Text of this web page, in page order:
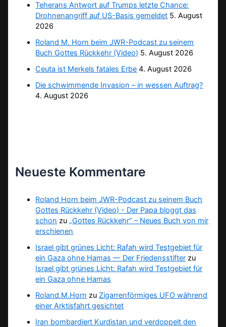
Teherans Antwort auf Trumps letzte Chance:
Drohnenangriff auf US-Basis gemeldet 5. August
2026
Roland M. Horn beim JWR-Podcast zu seinem
Buch Gottes Rückkehr (Video) 5. August 2026
Ceuta ist Merkels fatales Erbe 4. August 2026
Die schwimmende Invasion – in wessen Auftrag?
4. August 2026
Neueste Kommentare
Roland Horn beim JWR-Podcast zu seinem Buch
Gottes Rückkehr (Video) - Der Papa bloggt das
schon zu „Gottes Rückkehr“ – Neues Buch von mir
erschienen
Israel gibt grünes Licht: Rafah wird Testgebiet für
ein Gaza ohne Hamas — Der Friedensstifter zu
Israel gibt grünes Licht: Rafah wird Testgebiet für
ein Gaza ohne Hamas
Roland.M.Horn zu Zigarrenförmiges UFO während
einer Arktisfahrt gesichtet
Iran bombardiert Kurdistan und verdoppelt den